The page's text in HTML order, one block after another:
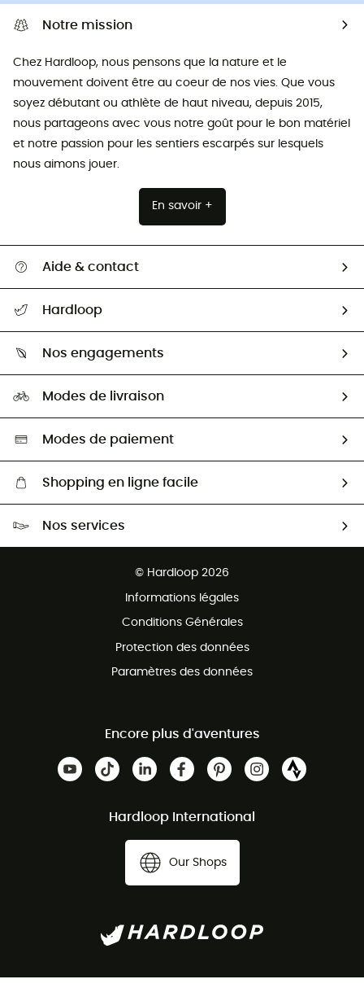
Notre mission
Chez Hardloop, nous pensons que la nature et le
mouvement doivent être au coeur de nos vies. Que vous
soyez débutant ou athlète de haut niveau, depuis 2015,
nous partageons avec vous notre goût pour le bon matériel
et notre passion pour les sentiers escarpés sur lesquels
nous aimons jouer.
En savoir +
Aide & contact
Retour & remboursement
Guide des tailles
Seconde Main
Aide & Contact
Hardloop
HardGuides
Nos engagements
Sélection éco-responsable
Modes de livraison
Modes de paiement
Shopping en ligne facile
Nos services
© Hardloop 2026
Informations légales
Conditions Générales
Protection des données
Paramètres des données
Encore plus d'aventures
Hardloop International
Our Shops